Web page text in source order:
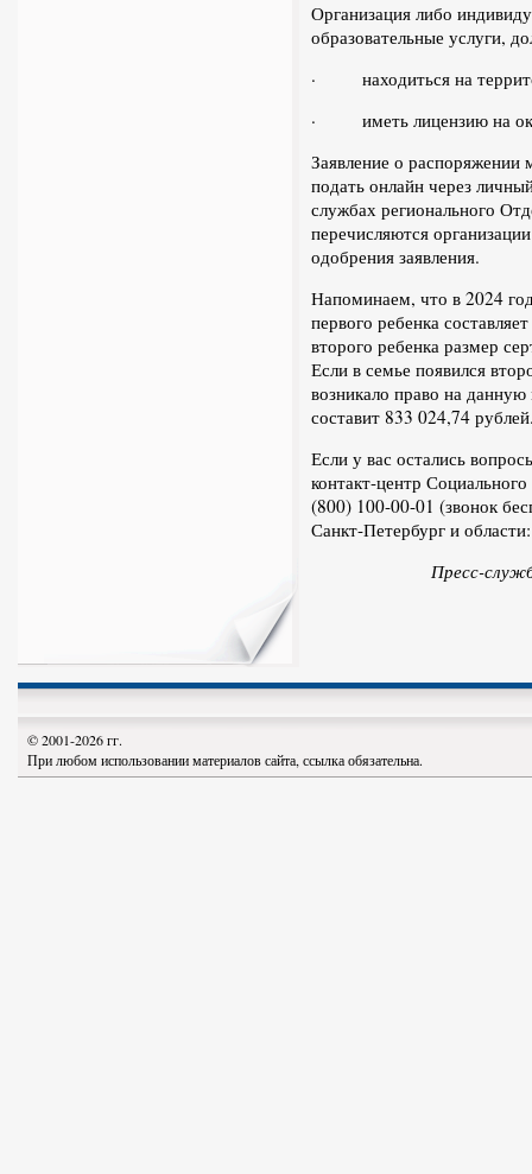
Организация либо
образовательные услуги,
· находиться на
· иметь лицензию на
Заявление о распоряжении
подать онлайн через
службах регионального
перечисляются
одобрения заявления.
Напоминаем, что в 2024
первого ребенка
второго ребенка размер
Если в семье появился
возникало право на
составит 833 024,74
Если у вас остались
контакт-центр
(800) 100-00-01 (звонок
Санкт-Петербург и
Пресс-
© 2001-2026 гг.
При любом использовании материалов сайта, ссылка обязательна.